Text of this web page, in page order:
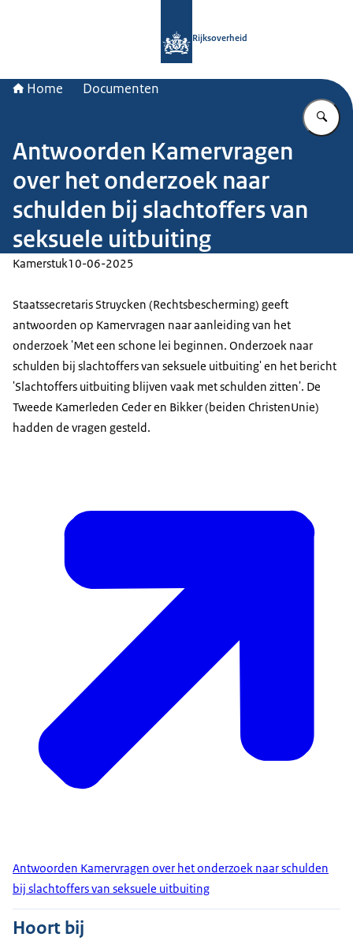
Rijksoverheid
Home Documenten
Antwoorden Kamervragen
over het onderzoek naar
schulden bij slachtoffers van
seksuele uitbuiting
Kamerstuk10-06-2025
Staatssecretaris Struycken (Rechtsbescherming) geeft
antwoorden op Kamervragen naar aanleiding van het
onderzoek 'Met een schone lei beginnen. Onderzoek naar
schulden bij slachtoffers van seksuele uitbuiting' en het bericht
'Slachtoffers uitbuiting blijven vaak met schulden zitten'. De
Tweede Kamerleden Ceder en Bikker (beiden ChristenUnie)
hadden de vragen gesteld.
Antwoorden Kamervragen over het onderzoek naar schulden
bij slachtoffers van seksuele uitbuiting
Hoort bij